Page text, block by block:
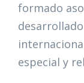
formado
especial y